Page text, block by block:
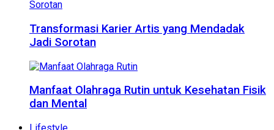
Transformasi Karier Artis yang Mendadak
Jadi Sorotan
Manfaat Olahraga Rutin untuk Kesehatan Fisik
dan Mental